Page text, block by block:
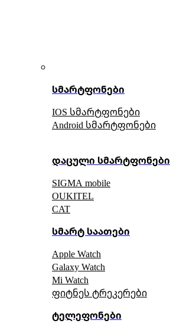
სმარტფონები
IOS სმარტფონები
Android სმარტფონები
დაცული სმარტფონები
SIGMA mobile
OUKITEL
CAT
სმარტ საათები
Apple Watch
Galaxy Watch
Mi Watch
ფიტნეს ტრეკერები
ტელეფონები